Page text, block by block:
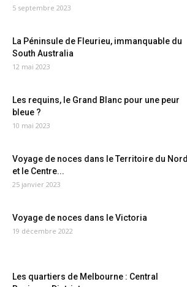
5 septembre 2023
La Péninsule de Fleurieu, immanquable du
South Australia
12 mai 2023
Les requins, le Grand Blanc pour une peur
bleue ?
10 mai 2023
Voyage de noces dans le Territoire du Nord
et le Centre...
25 janvier 2023
Voyage de noces dans le Victoria
19 décembre 2022
Les quartiers de Melbourne : Central